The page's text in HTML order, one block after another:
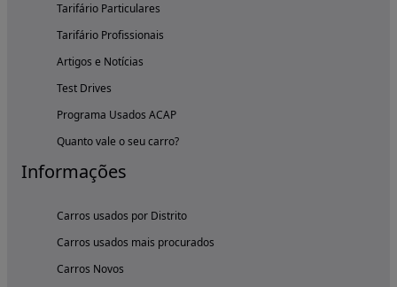
Tarifário Particulares
Tarifário Profissionais
Artigos e Notícias
Test Drives
Programa Usados ACAP
Quanto vale o seu carro?
Informações
Carros usados por Distrito
Carros usados mais procurados
Carros Novos